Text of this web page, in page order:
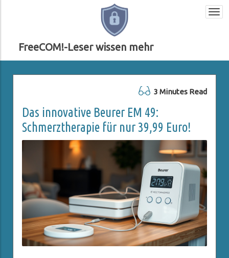
FreeCOM!-Leser wissen mehr
3 Minutes Read
Das innovative Beurer EM 49:
Schmerztherapie für nur 39,99 Euro!